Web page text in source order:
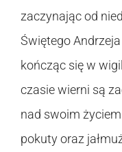
zaczynając od
Świętego
kończąc się w
czasie wierni są
nad swoim
pokuty oraz